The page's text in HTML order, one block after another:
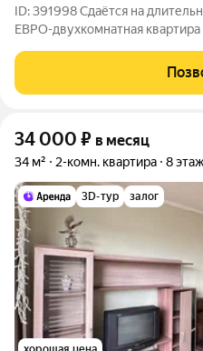
ID: 391998 Сдаётся на
ЕВРО-двухкомнатная
двор без машин, подземный
спуститься на лифте прямо из
34 000 ₽ в месяц
34 м² 2-комн. квартира 8
3D-тур залог